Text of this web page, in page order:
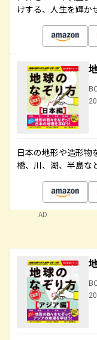
けする、人生を輝か
日本の地形や造形物
橋、川、湖、半島な
AD